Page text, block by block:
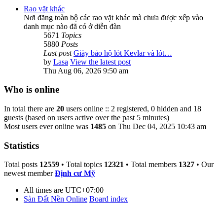
Rao vặt khác
Nơi đăng toàn bộ các rao vặt khác mà chưa được xếp vào
danh mục nào đã có ở diễn đàn
5671 Topics
5880 Posts
Last post Giày bảo hộ lót Kevlar và lót…
by Lasa View the latest post
Thu Aug 06, 2026 9:50 am
Who is online
In total there are 20 users online :: 2 registered, 0 hidden and 18
guests (based on users active over the past 5 minutes)
Most users ever online was 1485 on Thu Dec 04, 2025 10:43 am
Statistics
Total posts 12559 • Total topics 12321 • Total members 1327 • Our
newest memberĐịnh cư Mỹ
All times are UTC+07:00
Sàn Đất Nền Online Board index